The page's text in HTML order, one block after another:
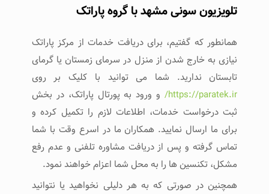
تلویزیون سونی مشهد با گروه پاراتک
همانطور که گفتیم، برای دریافت خدمات از مرکز پاراتک
نیازی به خارج شدن از منزل در سرمای زمستان یا گرمای
تابستان ندارید. شما می توانید با کلیک بر روی
https://paratek.ir/ و ورود به پورتال پاراتک، در بخش
ثبت درخواست خدمات، اطلاعات لازم را تکمیل کرده و
برای ما ارسال نمایید. همکاران ما در اسرع وقت با شما
تماس گرفته و پس از دریافت مشاوره تلفنی و عدم رفع
مشکل، تکنسین ها را به محل شما اعزام خواهند نمود.
همچنین در صورتی که به هر دلیلی نخواهید یا نتوانید